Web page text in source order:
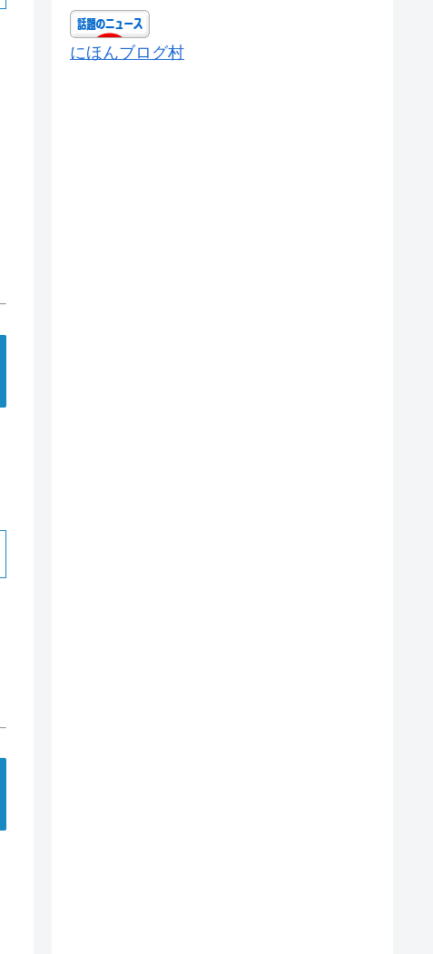
にほんブログ村